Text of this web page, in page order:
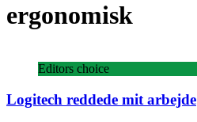
ergonomisk
Editors choice
Logitech reddede mit arbejde